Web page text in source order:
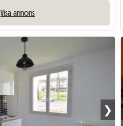
Visa annons
❯